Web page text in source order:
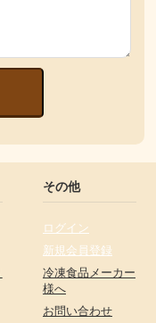
その他
ログイン
新規会員登録
冷凍食品メーカー
様へ
お問い合わせ